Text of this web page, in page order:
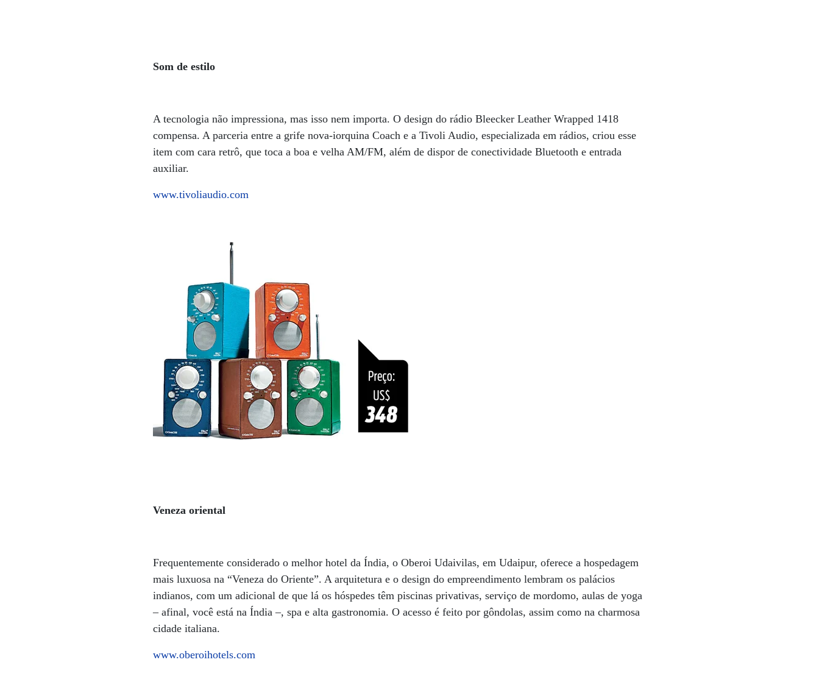
Som de estilo
A tecnologia não impressiona, mas isso nem importa. O design do rádio Bleecker Leather Wrapped 1418
compensa. A parceria entre a grife nova-iorquina Coach e a Tivoli Audio, especializada em rádios, criou esse
item com cara retrô, que toca a boa e velha AM/FM, além de dispor de conectividade Bluetooth e entrada
auxiliar.
www.tivoliaudio.com
Veneza oriental
Frequentemente considerado o melhor hotel da Índia, o Oberoi Udaivilas, em Udaipur, oferece a hospedagem
mais luxuosa na “Veneza do Oriente”. A arquitetura e o design do empreendimento lembram os palácios
indianos, com um adicional de que lá os hóspedes têm piscinas privativas, serviço de mordomo, aulas de yoga
– afinal, você está na Índia –, spa e alta gastronomia. O acesso é feito por gôndolas, assim como na charmosa
cidade italiana.
www.oberoihotels.com